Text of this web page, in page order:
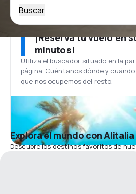
Buscar
¡Reserva tu vuelo en
minutos!
Utiliza el buscador situado en la
página. Cuéntanos dónde y
que nos ocupemos del resto.
Explora el mundo con
Descubre los destinos favoritos de